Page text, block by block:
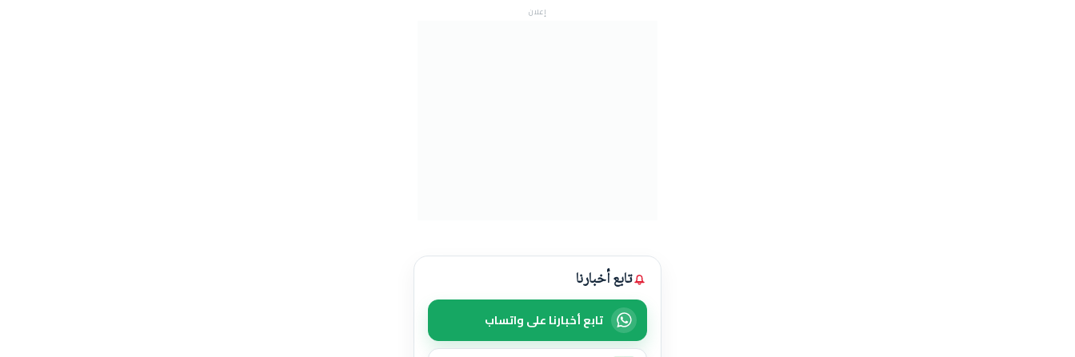
إعلان
تابع أخبارنا
تابع أخبارنا على واتساب